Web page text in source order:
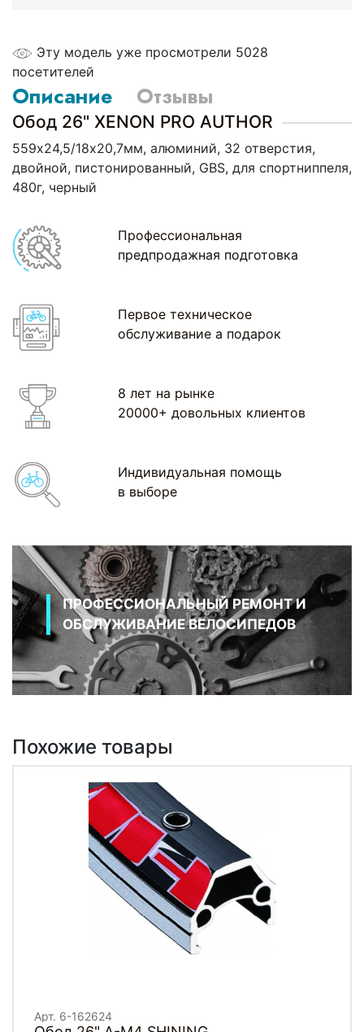
Эту модель уже просмотрели 5028
посетителей
Описание Отзывы
Обод 26" XENON PRO AUTHOR
559х24,5/18х20,7мм, алюминий, 32 отверстия,
двойной, пистонированный, GBS, для спортниппеля,
480г, черный
Профессиональная
предпродажная подготовка
Первое техническое
обслуживание а подарок
8 лет на рынке
20000+ довольных клиентов
Индивидуальная помощь
в выборе
ПРОФЕССИОНАЛЬНЫЙ РЕМОНТ И
ОБСЛУЖИВАНИЕ ВЕЛОСИПЕДОВ
Похожие товары
Арт. 6-162624